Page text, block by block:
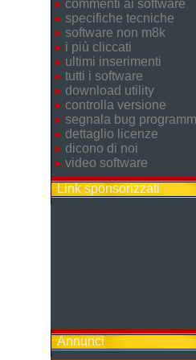
commenti ai software
specifiche tecniche
software non m8k
i più cliccati
ultimi inserimenti
tutti i software
download utility
controlla versione
segnala bug
dettaglio licenze
dicono di noi
video software
Link sponsorizzati
Annunci